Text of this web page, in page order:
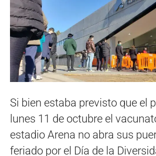
Si bien estaba previsto que el
lunes 11 de octubre el
estadio Arena no abra sus
feriado por el Día de la